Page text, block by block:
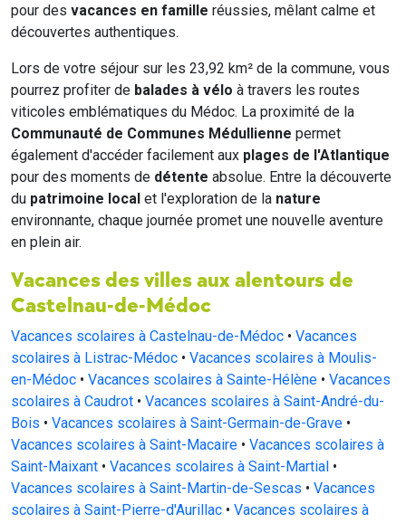
pour des vacances en famille réussies, mêlant calme et
découvertes authentiques.
Lors de votre séjour sur les 23,92 km² de la commune, vous
pourrez profiter de balades à vélo à travers les routes
viticoles emblématiques du Médoc. La proximité de la
Communauté de Communes Médullienne permet
également d'accéder facilement aux plages de l'Atlantique
pour des moments de détente absolue. Entre la découverte
du patrimoine local et l'exploration de la nature
environnante, chaque journée promet une nouvelle aventure
en plein air.
Vacances des villes aux alentours de
Castelnau-de-Médoc
Vacances scolaires à Castelnau-de-Médoc • Vacances
scolaires à Listrac-Médoc • Vacances scolaires à Moulis-
en-Médoc • Vacances scolaires à Sainte-Hélène • Vacances
scolaires à Caudrot • Vacances scolaires à Saint-André-du-
Bois • Vacances scolaires à Saint-Germain-de-Grave •
Vacances scolaires à Saint-Macaire • Vacances scolaires à
Saint-Maixant • Vacances scolaires à Saint-Martial •
Vacances scolaires à Saint-Martin-de-Sescas • Vacances
scolaires à Saint-Pierre-d'Aurillac • Vacances scolaires à